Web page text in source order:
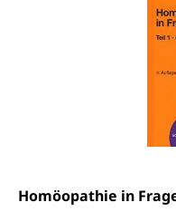
Homöopathie in